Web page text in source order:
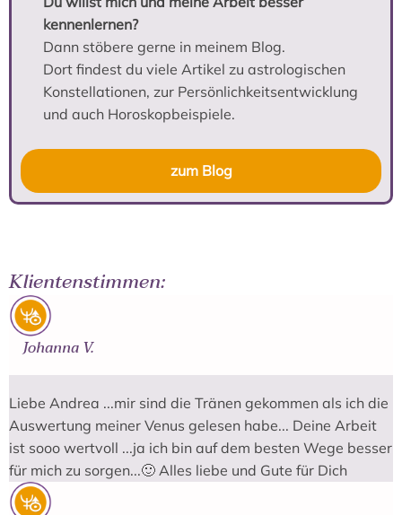
kennenlernen?
Dann stöbere gerne in meinem Blog.
Dort findest du viele Artikel zu astrologischen
Konstellationen, zur Persönlichkeitsentwicklung
und auch Horoskopbeispiele.
zum Blog
Klientenstimmen:
Johanna V.
Liebe Andrea ...mir sind die Tränen gekommen als ich die
Auswertung meiner Venus gelesen habe... Deine Arbeit
ist sooo wertvoll ...ja ich bin auf dem besten Wege besser
für mich zu sorgen...🙂 Alles liebe und Gute für Dich